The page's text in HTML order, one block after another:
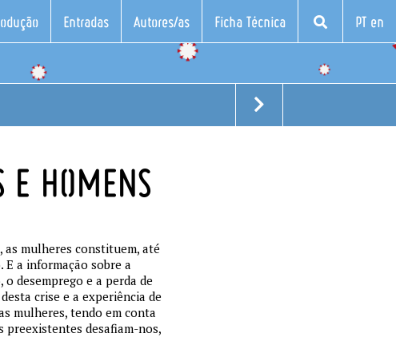
Entradas Autores/as Ficha Técnica PT en
E HOMENS
as mulheres constituem, até
E a informação sobre a
desemprego e a perda de
crise e a experiência de
mulheres, tendo em conta
preexistentes desafiam-nos,